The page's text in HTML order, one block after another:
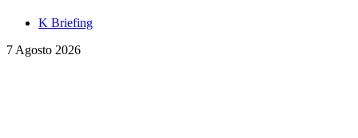
K Briefing
7 Agosto 2026